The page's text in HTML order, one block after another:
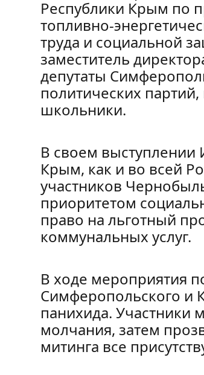
Республики Крым по
топливно-
труда и социальной
заместитель
депутаты
политических
школьники.
В своем выступлении
Крым, как и во всей
участников
приоритетом
право на льготный
коммунальных услуг.
В ходе мероприятия
Симферопольского и
панихида. Участники
молчания, затем
митинга все